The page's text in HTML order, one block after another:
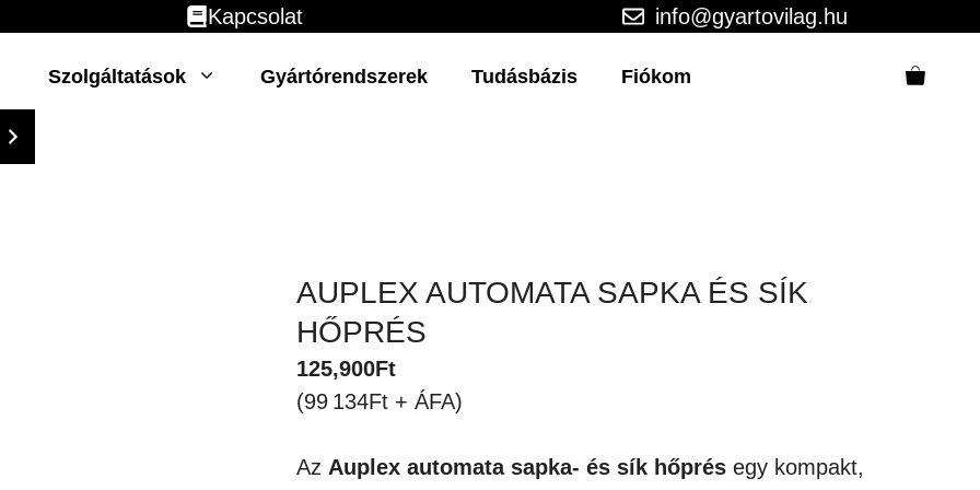
Kapcsolat info@gyartovilag.hu
Szolgáltatások Gyártórendszerek Tudásbázis Fiókom
AUPLEX AUTOMATA SAPKA ÉS SÍK
HŐPRÉS
125,900Ft
(99 134Ft + ÁFA)
Az Auplex automata sapka- és sík hőprés egy kompakt,